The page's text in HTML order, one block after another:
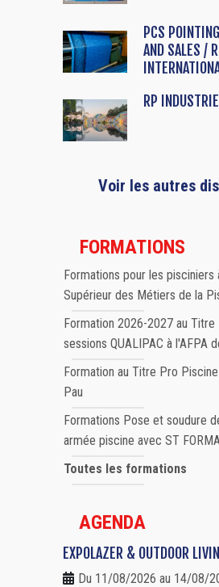
PCS
AND SALES /
RP
Voir les autres
FORMATIONS
Formations pour les pisciniers
Supérieur des Métiers de la
Formation 2026-2027 au
sessions QUALIPAC à l'AFPA
Formation au Titre Pro
Pau
Formations Pose et soudure
armée piscine avec ST
Toutes les formations
AGENDA
EXPOLAZER & OUTDOOR
Du 11/08/2026 au 14/08/